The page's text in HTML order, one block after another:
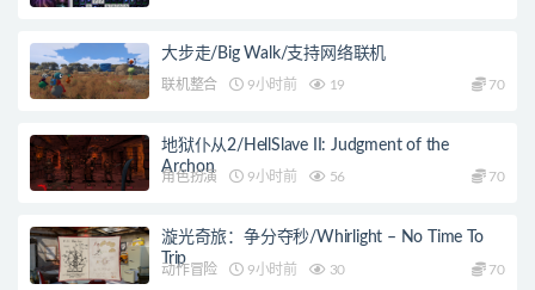
大步走/Big Walk/支持网络联机
联机整合 9小时前 19 70
地狱仆从2/HellSlave II: Judgment of the
Archon
角色扮演 9小时前 56 70
漩光奇旅：争分夺秒/Whirlight – No Time To
Trip
动作冒险 9小时前 30 70